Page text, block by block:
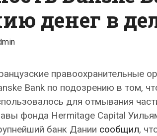
денег в
правоохранительные
Bank по подозрению в том,
для отмывания
фонда Hermitage Capital
банк Дании сообщил,